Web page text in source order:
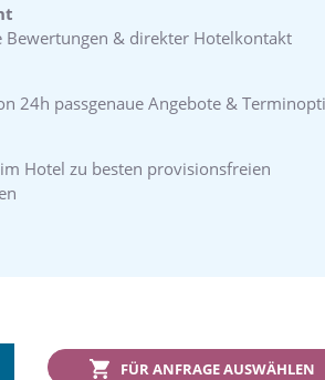
Bewertungen & direkter Hotelkontakt
24h passgenaue Angebote &
Hotel zu besten provisionsfreien
FÜR ANFRAGE AUSWÄHLEN